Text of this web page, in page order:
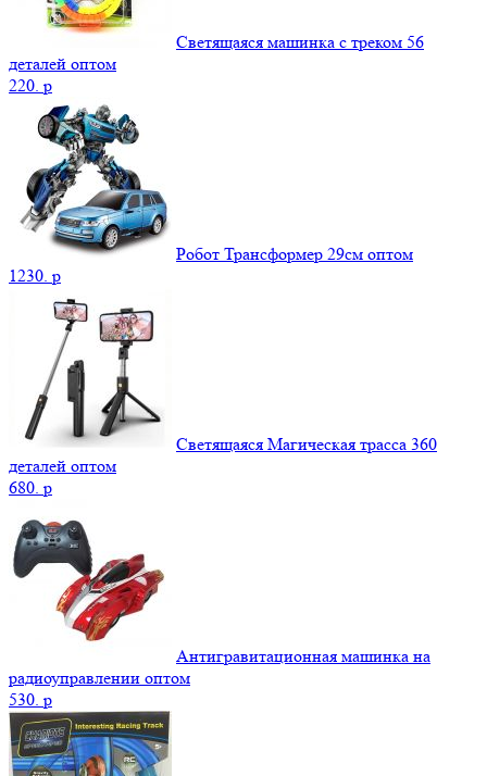
Светящаяся машинка с треком 56
деталей оптом
220. p
Робот Трансформер 29см оптом
1230. p
Светящаяся Магическая трасса 360
деталей оптом
680. p
Антигравитационная машинка на
радиоуправлении оптом
530. p